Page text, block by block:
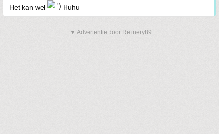
Het kan wel Huhu
▼ Advertentie door Refinery89